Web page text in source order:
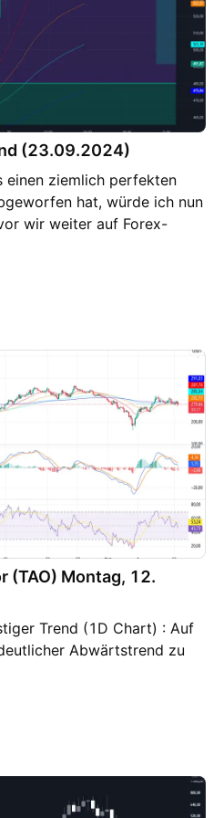
(vereinfachter Ampel-
Wachstum: stark wachsend
komplex, im Wandel
Marktkapitalisierung:
– 🟡 Narrativ und
/ Risiko: hoch
– 🔴 📉 Technische Analyse
Nach einer
aktuell in Korrektur. Bew­
Angeblich untere Bereiche,
könnten. Resistenz-
denen Gewinnrealisation
Einige bullische
Token im wachsenden
sind ebenso groß
Betrachtung (kein
• Kurzfristig: Beobachtung
Trend-Bruch bzw.
Abhängig von
KI-Adoption und
Hinweis Diese Analyse ist
Kauf- oder
Finanzanalyse im
lediglich der allgemeinen
Krypto-Assets
darunter Totalverlust.
(23.09.2024)
einen ziemlich perfekten
hat, würde ich nun
wir weiter auf Forex-
dass wir
Dementsprechend sollten
minds konzentrieren um
Ein Setup, welches bei
ziemlich bekannt und
auf sich ziehen können
Wir haben den 20er
denke, dass ein zweiter
das Momentum bei
wir uns nun erstmal für
ausrichten. Ich würde
Bruch des 20er EMA‘s hier
Risiko aufzumachen um
profitieren zu
POC aber eine klare
welche für zusätzlichen
In Kombination mit der
sollte hier also ein
im ⁠💬・trading-chat zur
(TAO) Montag, 12.
Trend (1D Chart) : Auf
Abwärtstrend zu
zeigen niedrigere
Durchschnitte
Stunden-Chart zeigt eine
einem starken